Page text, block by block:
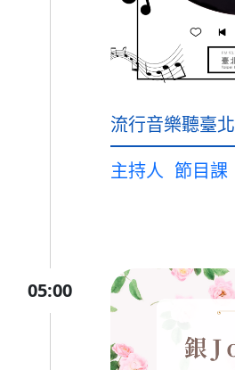
流行音樂聽臺北
主持人 節目課
05:00